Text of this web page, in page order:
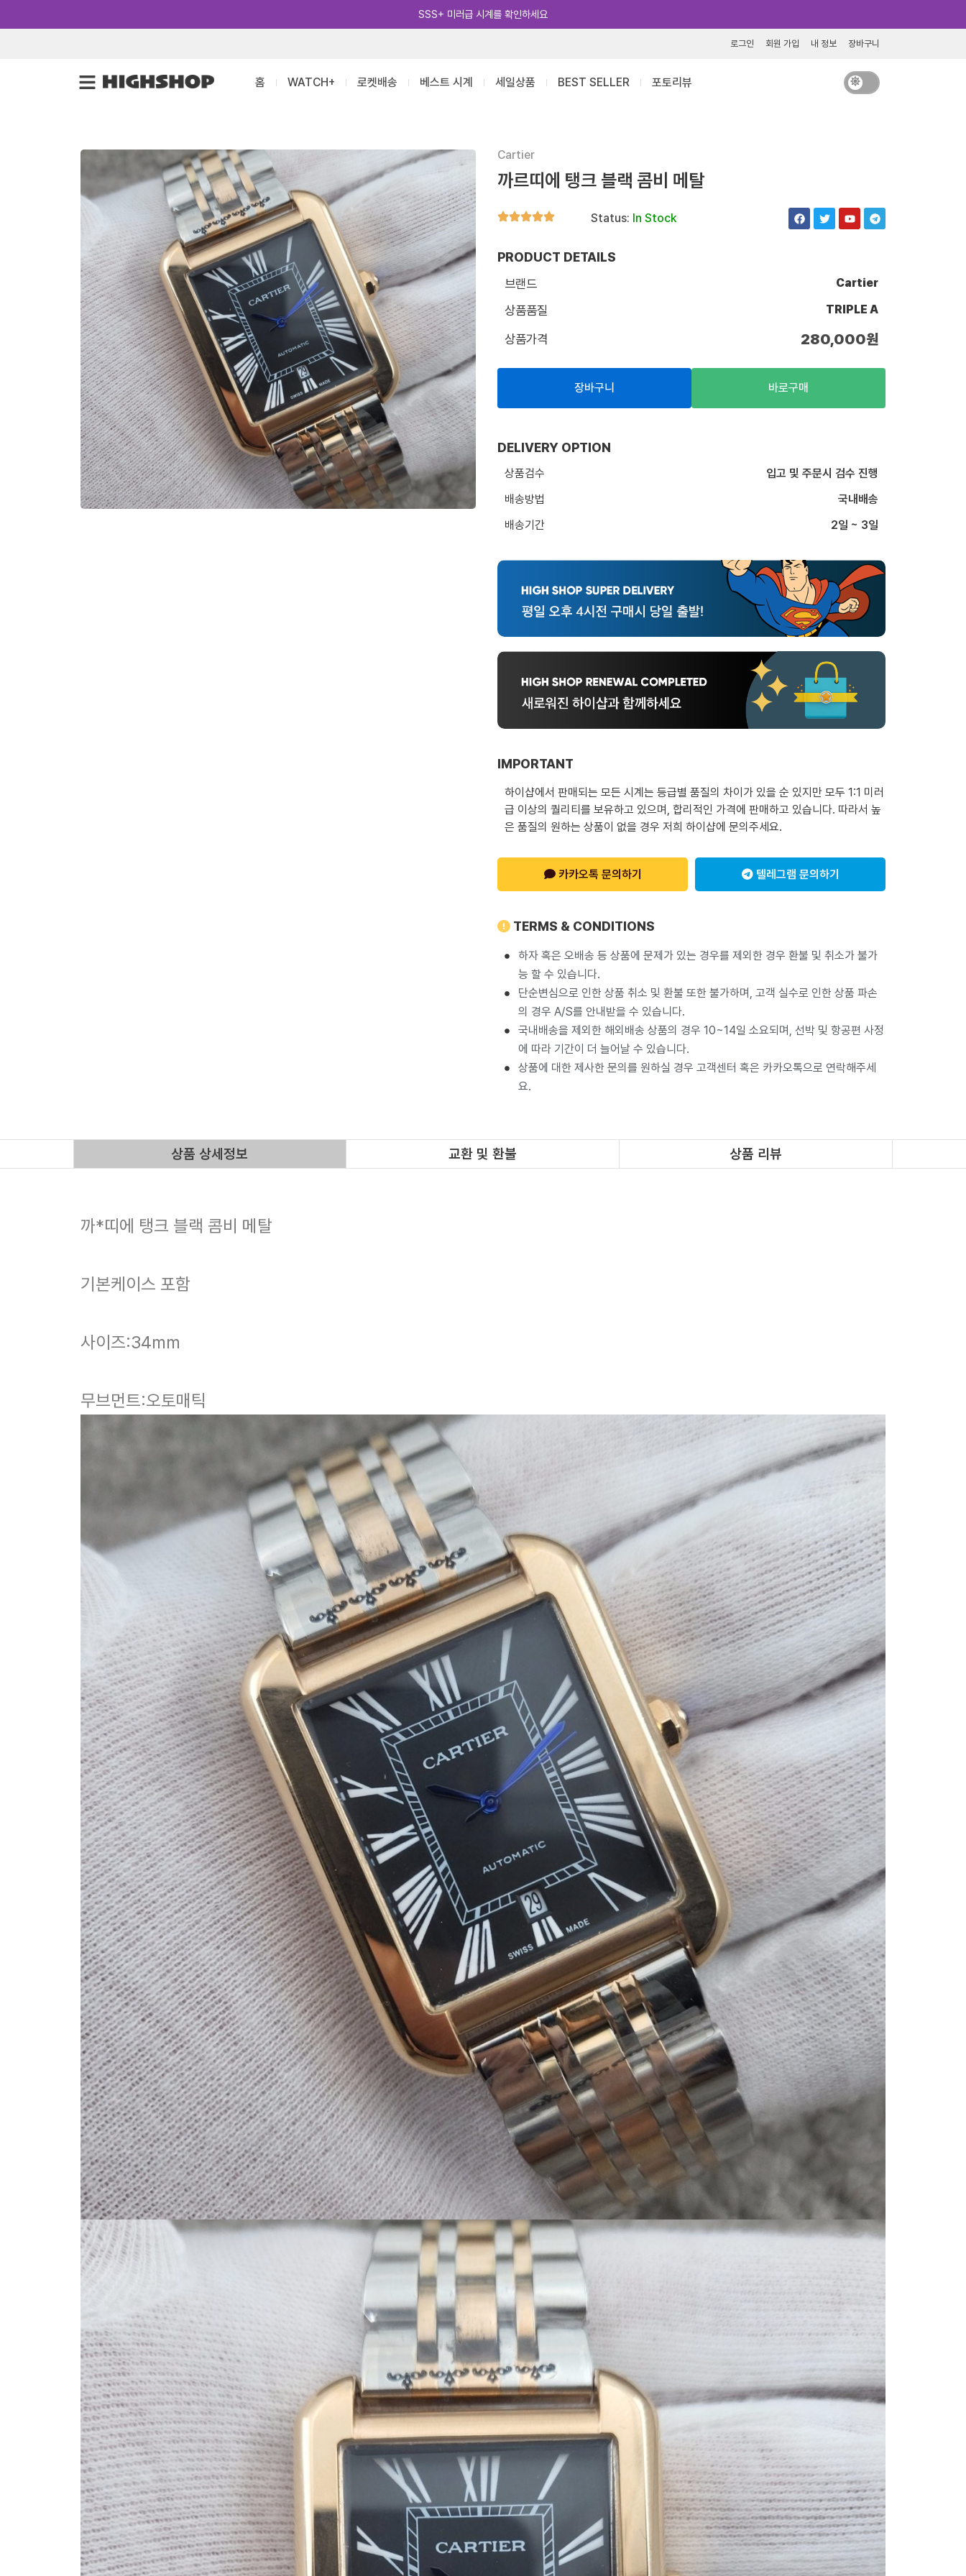
텐
카카오톡 추가 [바로가기]
로그인 회원 가입 내 정보 장바구니
홈 WATCH+ 로켓배송 베스트 시계 세일상품 BEST SELLER 포토리뷰
Cartier
까르띠에 탱크 블랙 콤비 메탈
Status: In Stock
F
a
c
T
w
i
Y
o
u
T
e
l
m
PRODUCT DETAILS
브랜드
Cartier
상품품질 TRIPLE A
상품가격 280,000원
장바구니 바로구매
DELIVERY OPTION
상품검수
입고 및 주문시 검수 진행
배송방법
국내배송
배송기간
2일 ~ 3일
IMPORTANT
하이샵에서 판매되는 모든 시계는 등급별 품질의 차이가 있을 순 있지만 모두 1:1 미러
급 이상의 퀄리티를 보유하고 있으며, 합리적인 가격에 판매하고 있습니다. 따라서 높
은 품질의 원하는 상품이 없을 경우 저희 하이샵에 문의주세요.
카카오톡 문의하기 텔레그램 문의하기
TERMS & CONDITIONS
하자 혹은 오배송 등 상품에 문제가 있는 경우를 제외한 경우 환불 및 취소가 불가
능 할 수 있습니다.
단순변심으로 인한 상품 취소 및 환불 또한 불가하며, 고객 실수로 인한 상품 파손
의 경우 A/S를 안내받을 수 있습니다.
국내배송을 제외한 해외배송 상품의 경우 10~14일 소요되며, 선박 및 항공편 사정
에 따라 기간이 더 늘어날 수 있습니다.
상품에 대한 제사한 문의를 원하실 경우 고객센터 혹은 카카오톡으로 연락해주세
요.
상품 상세정보 교환 및 환불 상품 리뷰
까*띠에 탱크 블랙 콤비 메탈
기본케이스 포함
사이즈:34mm
무브먼트:오토매틱